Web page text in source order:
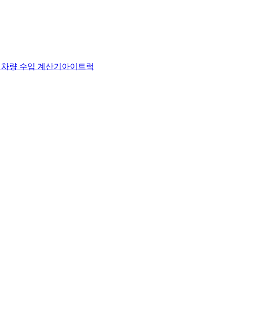
차량 수입 계산기 아이트럭